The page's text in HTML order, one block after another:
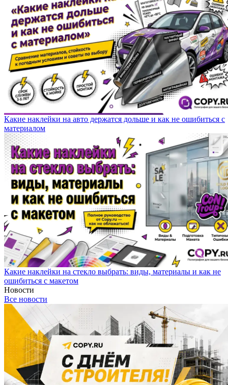
Какие наклейки на авто держатся дольше и как не ошибиться с
материалом
Какие наклейки на стекло выбрать: виды, материалы и как не
ошибиться с макетом
Новости
Все новости